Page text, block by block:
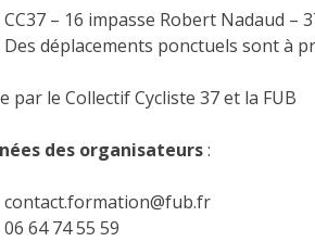
CC37 – 16 impasse Robert Nadaud –
Des déplacements ponctuels sont à
par le Collectif Cycliste 37 et la FUB
des organisateurs:
contact.formation@fub.fr
06 64 74 55 59